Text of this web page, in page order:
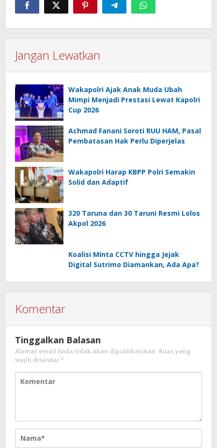
Jangan Lewatkan
Wakapolri Ajak Anak Muda Ubah
Mimpi Menjadi Prestasi Lewat Kapolri
Cup 2026
Achmad Fanani Soroti RUU HAM, Pasal
Pembatasan Hak Perlu Diperjelas
Wakapolri Harap KBPP Polri Semakin
Solid dan Adaptif
320 Taruna dan 30 Taruni Resmi Lolos
Akpol 2026
Koalisi Minta CCTV hingga Jejak
Digital Sutrimo Diamankan, Ada Apa?
Komentar
Tinggalkan Balasan
Alamat email Anda tidak akan dipublikasikan. Ruas yang
wajib ditandai *